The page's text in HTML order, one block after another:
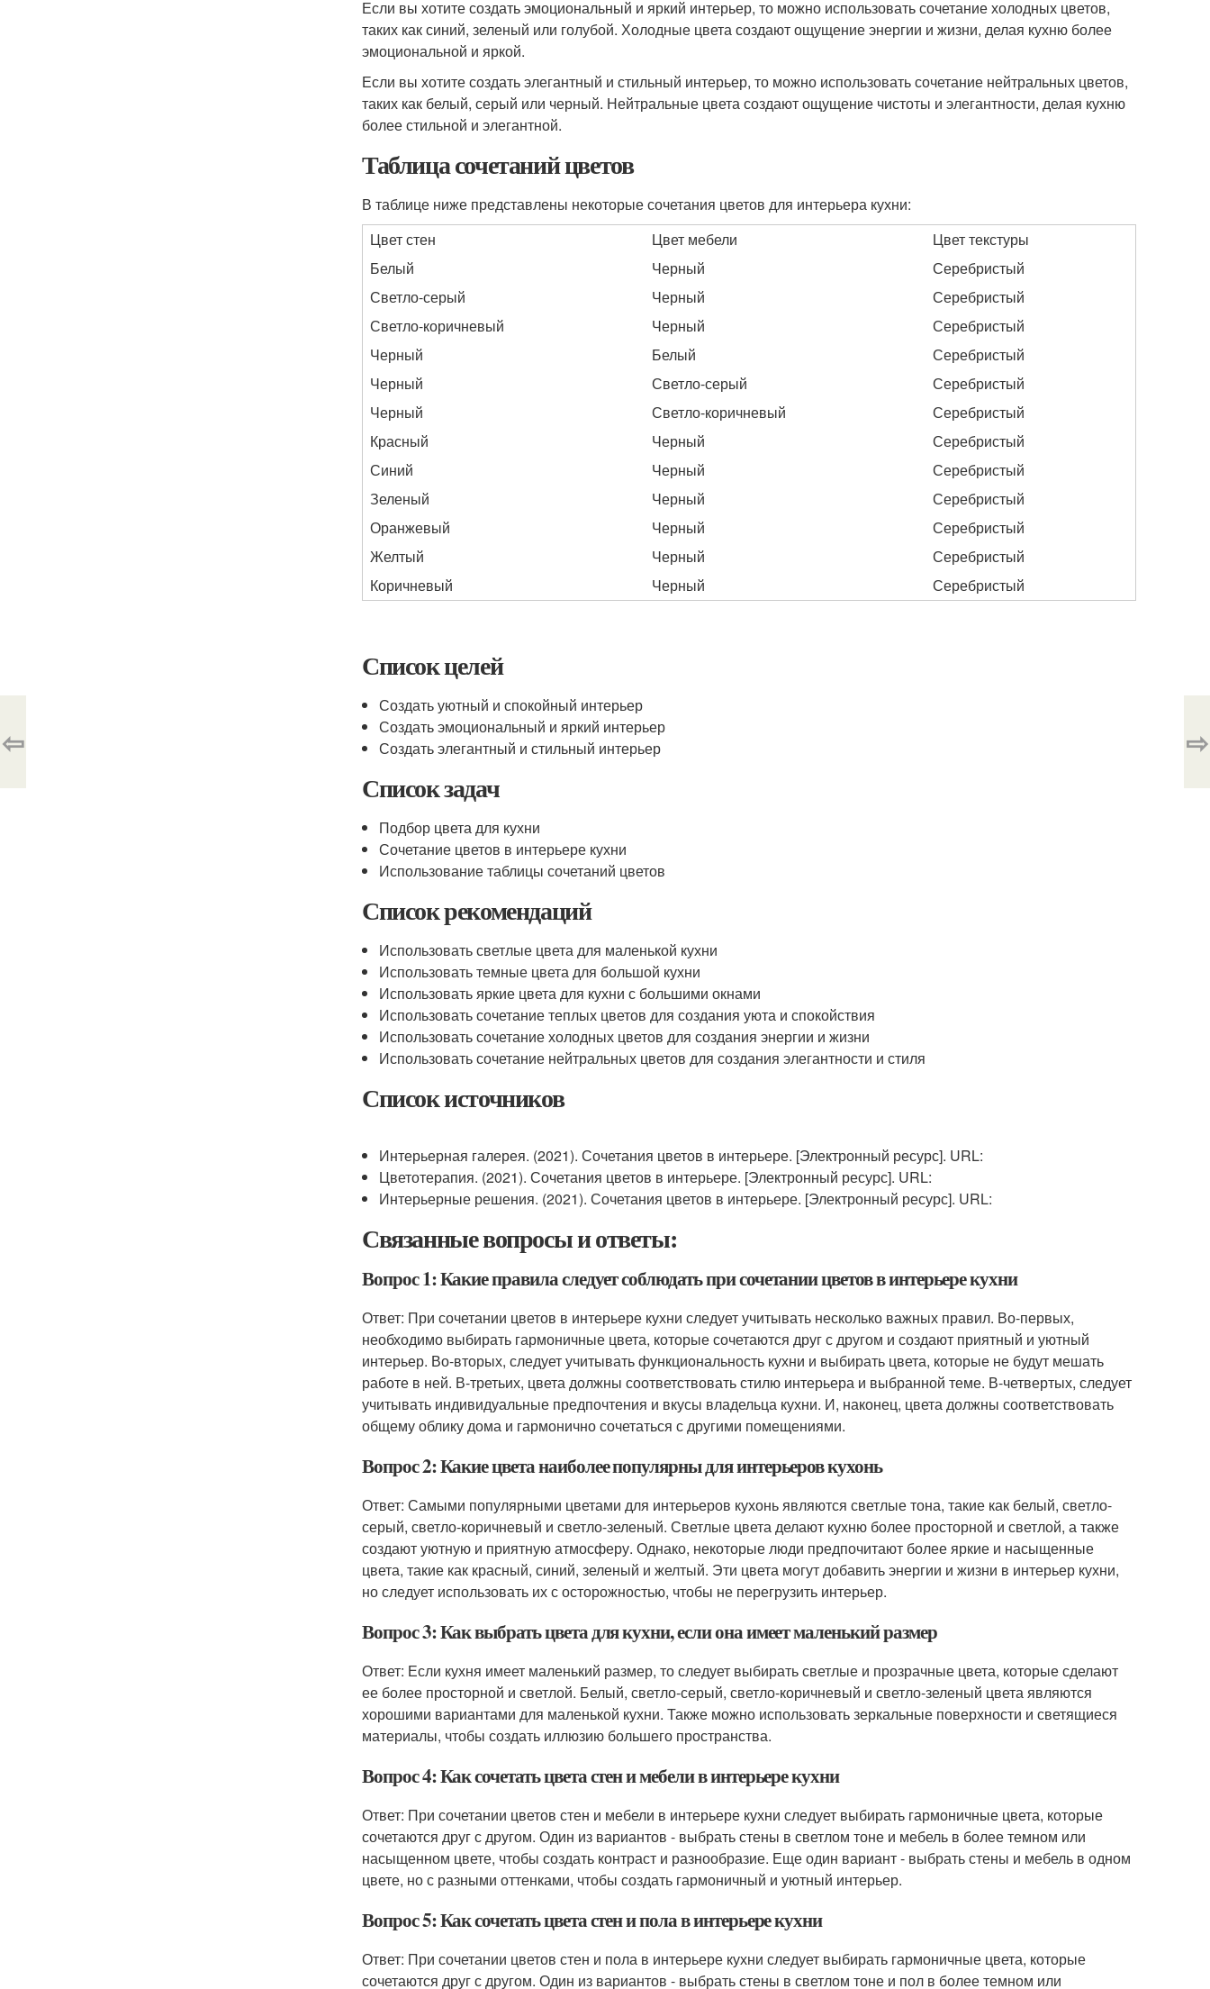
Если вы хотите создать эмоциональный и яркий интерьер, то можно использовать сочетание холодных цветов,
таких как синий, зеленый или голубой. Холодные цвета создают ощущение энергии и жизни, делая кухню более
эмоциональной и яркой.
Если вы хотите создать элегантный и стильный интерьер, то можно использовать сочетание нейтральных цветов,
таких как белый, серый или черный. Нейтральные цвета создают ощущение чистоты и элегантности, делая кухню
более стильной и элегантной.
Таблица сочетаний цветов
В таблице ниже представлены некоторые сочетания цветов для интерьера кухни:
Цвет стен
Цвет мебели
Цвет текстуры
Белый
Черный
Серебристый
Светло-серый
Черный
Серебристый
Светло-коричневый
Черный
Серебристый
Черный
Белый
Серебристый
Черный
Светло-серый
Серебристый
Черный
Светло-коричневый
Серебристый
Красный
Черный
Серебристый
Синий
Черный
Серебристый
Зеленый
Черный
Серебристый
Оранжевый
Черный
Серебристый
Желтый
Черный
Серебристый
Коричневый
Черный Серебристый
Список целей
Создать уютный и спокойный интерьер
Создать эмоциональный и яркий интерьер
Создать элегантный и стильный интерьер
Список задач
Подбор цвета для кухни
Сочетание цветов в интерьере кухни
Использование таблицы сочетаний цветов
Список рекомендаций
Использовать светлые цвета для маленькой кухни
Использовать темные цвета для большой кухни
Использовать яркие цвета для кухни с большими окнами
Использовать сочетание теплых цветов для создания уюта и спокойствия
Использовать сочетание холодных цветов для создания энергии и жизни
Использовать сочетание нейтральных цветов для создания элегантности и стиля
Список источников
Интерьерная галерея. (2021). Сочетания цветов в интерьере. [Электронный ресурс]. URL:
Цветотерапия. (2021). Сочетания цветов в интерьере. [Электронный ресурс]. URL:
Интерьерные решения. (2021). Сочетания цветов в интерьере. [Электронный ресурс]. URL:
Связанные вопросы и ответы:
Вопрос 1: Какие правила следует соблюдать при сочетании цветов в интерьере кухни
Ответ: При сочетании цветов в интерьере кухни следует учитывать несколько важных правил. Во-первых,
необходимо выбирать гармоничные цвета, которые сочетаются друг с другом и создают приятный и уютный
интерьер. Во-вторых, следует учитывать функциональность кухни и выбирать цвета, которые не будут мешать
работе в ней. В-третьих, цвета должны соответствовать стилю интерьера и выбранной теме. В-четвертых, следует
учитывать индивидуальные предпочтения и вкусы владельца кухни. И, наконец, цвета должны соответствовать
общему облику дома и гармонично сочетаться с другими помещениями.
Вопрос 2: Какие цвета наиболее популярны для интерьеров кухонь
Ответ: Самыми популярными цветами для интерьеров кухонь являются светлые тона, такие как белый, светло-
серый, светло-коричневый и светло-зеленый. Светлые цвета делают кухню более просторной и светлой, а также
создают уютную и приятную атмосферу. Однако, некоторые люди предпочитают более яркие и насыщенные
цвета, такие как красный, синий, зеленый и желтый. Эти цвета могут добавить энергии и жизни в интерьер кухни,
но следует использовать их с осторожностью, чтобы не перегрузить интерьер.
Вопрос 3: Как выбрать цвета для кухни, если она имеет маленький размер
Ответ: Если кухня имеет маленький размер, то следует выбирать светлые и прозрачные цвета, которые сделают
ее более просторной и светлой. Белый, светло-серый, светло-коричневый и светло-зеленый цвета являются
хорошими вариантами для маленькой кухни. Также можно использовать зеркальные поверхности и светящиеся
материалы, чтобы создать иллюзию большего пространства.
Вопрос 4: Как сочетать цвета стен и мебели в интерьере кухни
Ответ: При сочетании цветов стен и мебели в интерьере кухни следует выбирать гармоничные цвета, которые
сочетаются друг с другом. Один из вариантов - выбрать стены в светлом тоне и мебель в более темном или
насыщенном цвете, чтобы создать контраст и разнообразие. Еще один вариант - выбрать стены и мебель в одном
цвете, но с разными оттенками, чтобы создать гармоничный и уютный интерьер.
Вопрос 5: Как сочетать цвета стен и пола в интерьере кухни
Ответ: При сочетании цветов стен и пола в интерьере кухни следует выбирать гармоничные цвета, которые
сочетаются друг с другом. Один из вариантов - выбрать стены в светлом тоне и пол в более темном или
⇦ ⇨